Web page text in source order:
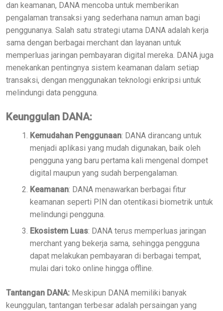
dan keamanan, DANA mencoba untuk memberikan
pengalaman transaksi yang sederhana namun aman bagi
penggunanya. Salah satu strategi utama DANA adalah kerja
sama dengan berbagai merchant dan layanan untuk
memperluas jaringan pembayaran digital mereka. DANA juga
menekankan pentingnya sistem keamanan dalam setiap
transaksi, dengan menggunakan teknologi enkripsi untuk
melindungi data pengguna.
Keunggulan DANA:
Kemudahan Penggunaan: DANA dirancang untuk
menjadi aplikasi yang mudah digunakan, baik oleh
pengguna yang baru pertama kali mengenal dompet
digital maupun yang sudah berpengalaman.
Keamanan: DANA menawarkan berbagai fitur
keamanan seperti PIN dan otentikasi biometrik untuk
melindungi pengguna.
Ekosistem Luas: DANA terus memperluas jaringan
merchant yang bekerja sama, sehingga pengguna
dapat melakukan pembayaran di berbagai tempat,
mulai dari toko online hingga offline.
Tantangan DANA: Meskipun DANA memiliki banyak
keunggulan, tantangan terbesar adalah persaingan yang